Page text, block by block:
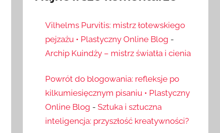
Vilhelms Purvitis: mistrz łotewskiego
pejzażu • Plastyczny Online Blog -
Archip Kuindży – mistrz światła i cienia
Powrót do blogowania: refleksje po
kilkumiesięcznym pisaniu • Plastyczny
Online Blog - Sztuka i sztuczna
inteligencja: przyszłość kreatywności?